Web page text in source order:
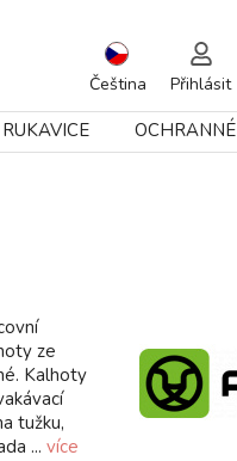
Čeština Přihlásit
OCHRANNÉ
ze
Kalhoty
tužku,
... více